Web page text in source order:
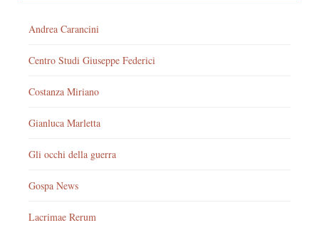
Andrea Carancini
Centro Studi Giuseppe Federici
Costanza Miriano
Gianluca Marletta
Gli occhi della guerra
Gospa News
Lacrimae Rerum